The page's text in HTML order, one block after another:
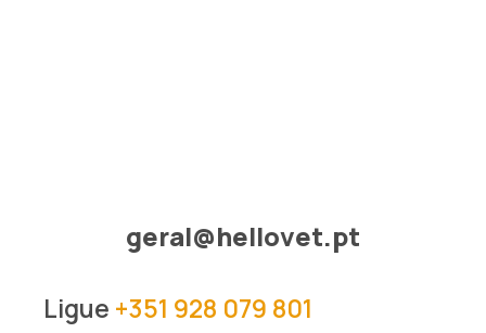
geral@hellovet.pt
Ligue +351 928 079 801